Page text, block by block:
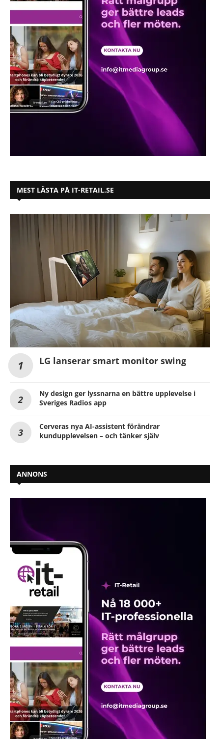
MEST LÄSTA PÅ IT-RETAIL.SE
LG lanserar smart monitor swing
Ny design ger lyssnarna en bättre upplevelse i
Sveriges Radios app
Cerveras nya AI-assistent förändrar
kundupplevelsen – och tänker själv
ANNONS